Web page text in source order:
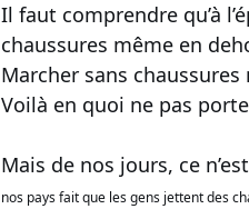
Il faut comprendre qu’à
chaussures même en
Marcher sans
Voilà en quoi ne pas
Mais de nos jours, ce
nos pays fait que les gens jettent des